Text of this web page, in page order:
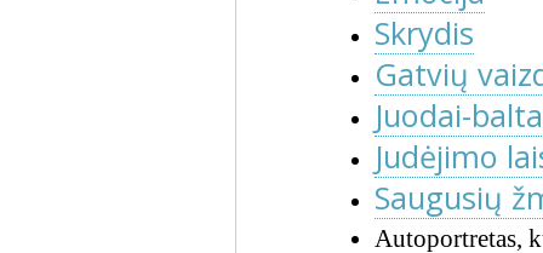
Skrydis
Gatvių
Juodai-
Judėjimo
Saugusių
Autoportretas,